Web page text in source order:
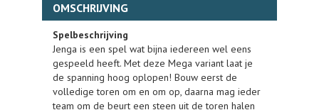
OMSCHRIJVING
Spelbeschrijving
Jenga is een spel wat bijna iedereen wel eens
gespeeld heeft. Met deze Mega variant laat je
de spanning hoog oplopen! Bouw eerst de
volledige toren om en om op, daarna mag ieder
team om de beurt een steen uit de toren halen